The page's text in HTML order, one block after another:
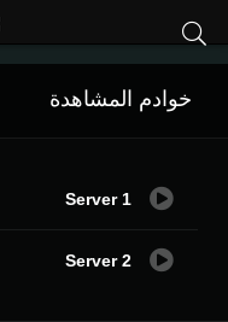
خوادم المشاهدة
Server 1
Server 2